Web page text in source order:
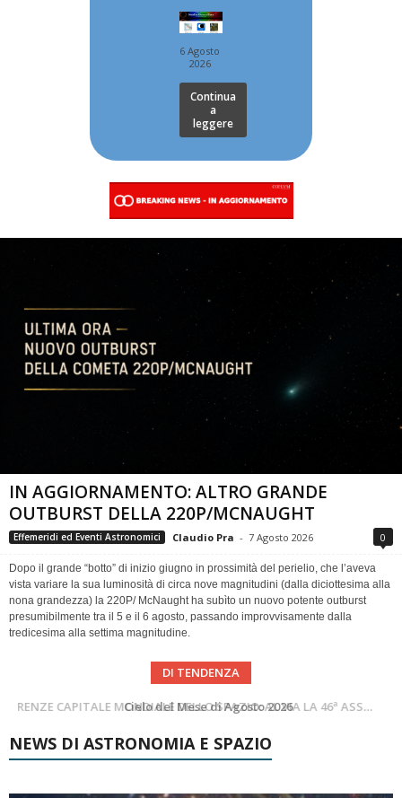
6 Agosto
2026
Continua
a
leggere
IN AGGIORNAMENTO: ALTRO GRANDE
OUTBURST DELLA 220P/MCNAUGHT
Effemeridi ed Eventi Astronomici Claudio Pra - 7 Agosto 2026 0
Dopo il grande “botto” di inizio giugno in prossimità del perielio, che l’aveva
vista variare la sua luminosità di circa nove magnitudini (dalla diciottesima alla
nona grandezza) la 220P/ McNaught ha subìto un nuovo potente outburst
presumibilmente tra il 5 e il 6 agosto, passando improvvisamente dalla
tredicesima alla settima magnitudine.
DI TENDENZA
Cielo del Mese di Agosto 2026
SUPERNOVAE aggiornamenti del mese – Agosto 2026
NEWS DI ASTRONOMIA E SPAZIO